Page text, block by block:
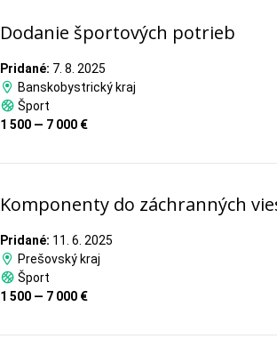
Dodanie športových potrieb
Pridané: 7. 8. 2025
Banskobystrický kraj
Šport
1 500 — 7 000 €
Komponenty do záchranných
Pridané: 11. 6. 2025
Prešovský kraj
Šport
1 500 — 7 000 €